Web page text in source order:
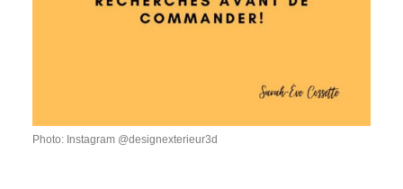
Photo: Instagram @designexterieur3d